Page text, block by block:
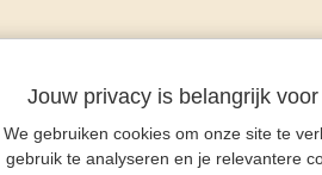
Jouw privacy is belangrijk
We gebruiken cookies om onze site te
gebruik te analyseren en je relevantere